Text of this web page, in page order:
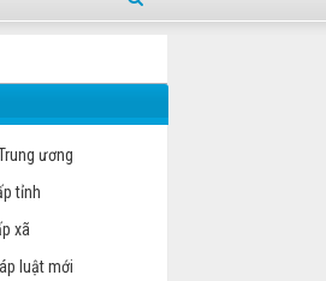
ương
tỉnh
xã
luật mới